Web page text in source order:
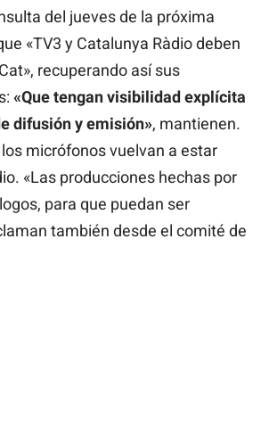
del jueves de la próxima
«TV3 y Catalunya Ràdio deben
recuperando así sus
«Que tengan visibilidad explícita
difusión y emisión», mantienen.
micrófonos vuelvan a estar
«Las producciones hechas por
para que puedan ser
también desde el comité de